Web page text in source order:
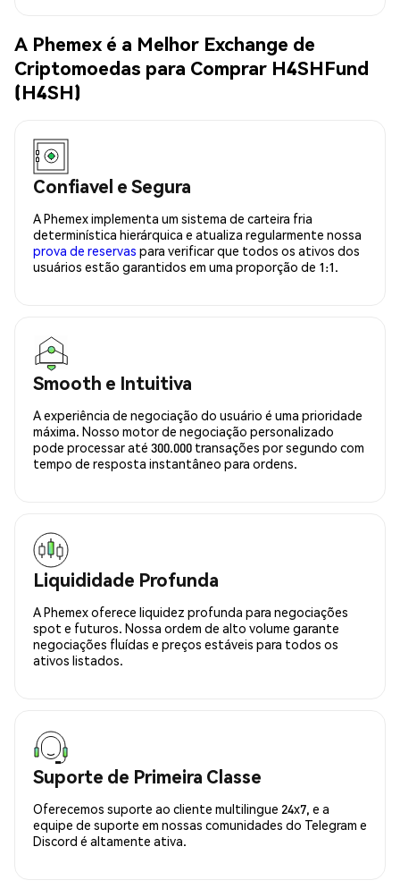
A Phemex é a Melhor Exchange de
Criptomoedas para Comprar H4SHFund
(H4SH)
Confiavel e Segura
A Phemex implementa um sistema de carteira fria
determinística hierárquica e atualiza regularmente nossa
prova de reservas para verificar que todos os ativos dos
usuários estão garantidos em uma proporção de 1:1.
Smooth e Intuitiva
A experiência de negociação do usuário é uma prioridade
máxima. Nosso motor de negociação personalizado
pode processar até 300.000 transações por segundo com
tempo de resposta instantâneo para ordens.
Liquididade Profunda
A Phemex oferece liquidez profunda para negociações
spot e futuros. Nossa ordem de alto volume garante
negociações fluídas e preços estáveis para todos os
ativos listados.
Suporte de Primeira Classe
Oferecemos suporte ao cliente multilingue 24x7, e a
equipe de suporte em nossas comunidades do Telegram e
Discord é altamente ativa.